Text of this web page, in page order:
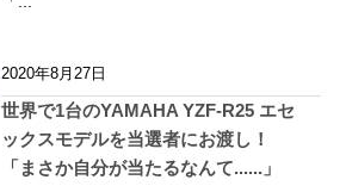
2020年8月27日
世界で1台のYAMAHA YZF-R25 エセ
ックスモデルを当選者にお渡し！
「まさか自分が当たるなんて......」